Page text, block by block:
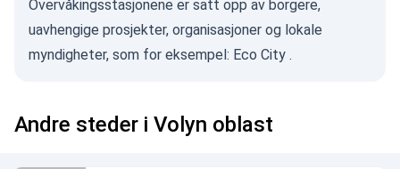
Overvåkingsstasjonene er satt opp av borgere,
uavhengige prosjekter, organisasjoner og lokale
myndigheter, som for eksempel: Eco City .
Andre steder i Volyn oblast